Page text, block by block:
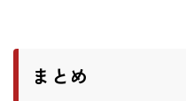
まとめ